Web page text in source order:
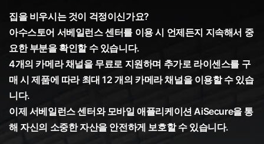
집을 비우시는 것이 걱정이신가요?
아수스토어 서베일런스 센터를 이용 시 언제든지 지속해서 중
요한 부분을 확인할 수 있습니다.
4개의 카메라 채널을 무료로 지원하며 추가로 라이센스를 구
매 시 제품에 따라 최대 12 개의 카메라 채널을 이용할 수 있습
니다.
이제 서베일런스 센터와 모바일 애플리케이션 AiSecure을 통
해 자신의 소중한 자산을 안전하게 보호할 수 있습니다.